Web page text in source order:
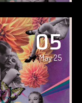
05
May 25